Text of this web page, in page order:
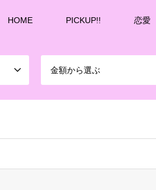
HOME PICKUP!! 恋愛
金額から選ぶ